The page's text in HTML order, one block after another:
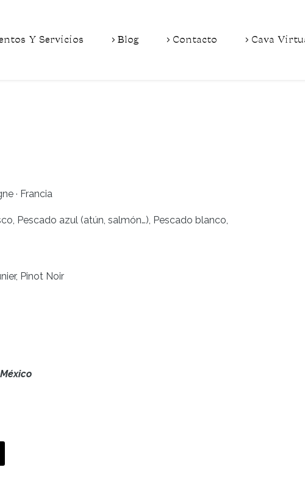
Y Servicios Blog Contacto Cava
· Francia
Pescado azul (atún, salmón…), Pescado blanco,
Pinot Noir